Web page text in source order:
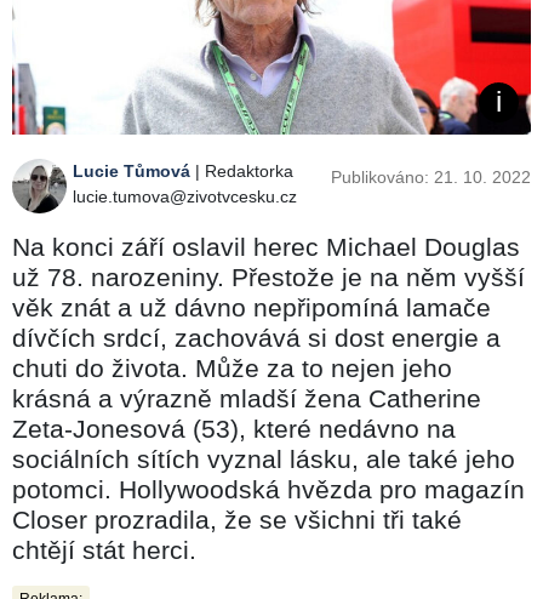
Lucie Tůmová | Redaktorka
lucie.tumova@zivotvcesku.cz
Publikováno: 21. 10. 2022
Na konci září oslavil herec Michael Douglas
už 78. narozeniny. Přestože je na něm vyšší
věk znát a už dávno nepřipomíná lamače
dívčích srdcí, zachovává si dost energie a
chuti do života. Může za to nejen jeho
krásná a výrazně mladší žena Catherine
Zeta-Jonesová (53), které nedávno na
sociálních sítích vyznal lásku, ale také jeho
potomci. Hollywoodská hvězda pro magazín
Closer prozradila, že se všichni tři také
chtějí stát herci.